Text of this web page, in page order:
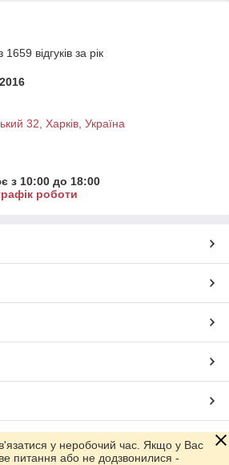
відгуків за рік
32, Харків, Україна
з 10:00 до 18:00
роботи
Prom.ua
у неробочий час. Якщо у Вас
питання або не додзвонилися -